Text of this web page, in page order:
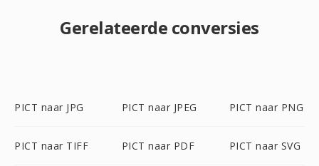
Gerelateerde conversies
PICT naar JPG PICT naar JPEG PICT naar PNG
PICT naar TIFF PICT naar PDF PICT naar SVG